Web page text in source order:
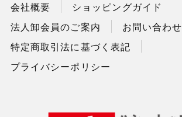
会社概要
ショッピングガイド
法人卸会員のご案内
お問い合わせ
特定商取引法に基づく表記
プライバシーポリシー